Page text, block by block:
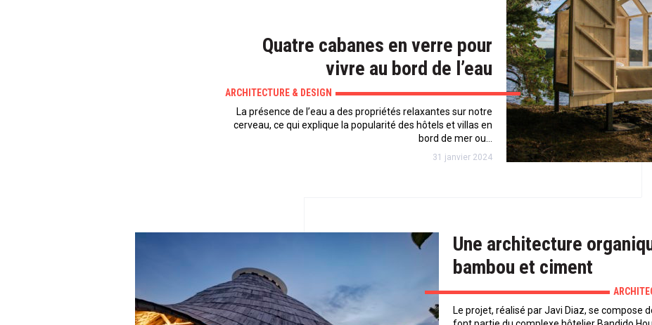
Quatre cabanes en verre pour
vivre au bord de l’eau
ARCHITECTURE & DESIGN
La présence de l’eau a des propriétés relaxantes sur notre
cerveau, ce qui explique la popularité des hôtels et villas en
bord de mer ou…
31 janvier 2024
Une architecture
bambou et ciment
Le projet, réalisé par Javi Diaz, se compose